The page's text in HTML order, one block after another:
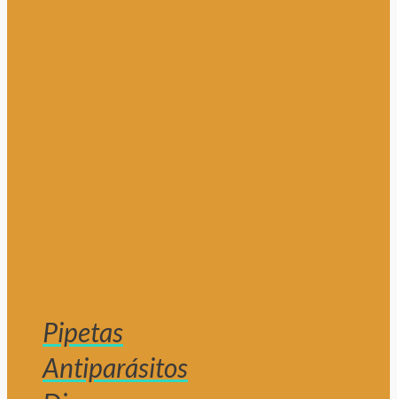
Pipetas
Antiparásitos